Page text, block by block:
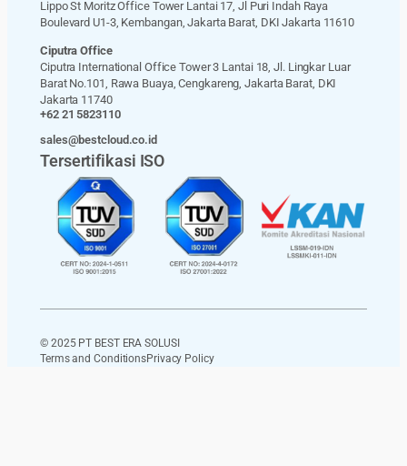
Lippo St Moritz Office Tower Lantai 17, Jl Puri Indah Raya
Boulevard U1-3, Kembangan, Jakarta Barat, DKI Jakarta 11610
Ciputra Office
Ciputra International Office Tower 3 Lantai 18, Jl. Lingkar Luar
Barat No.101, Rawa Buaya, Cengkareng, Jakarta Barat, DKI
Jakarta 11740
+62 21 5823110
sales@bestcloud.co.id
Tersertifikasi ISO
© 2025 PT BEST ERA SOLUSI
Terms and ConditionsPrivacy Policy